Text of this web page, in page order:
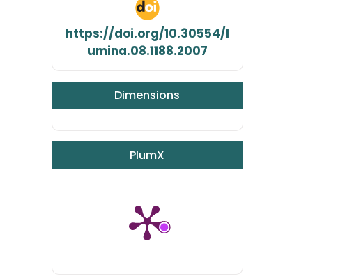
https://doi.org/10.30554/l
umina.08.1188.2007
Dimensions
PlumX